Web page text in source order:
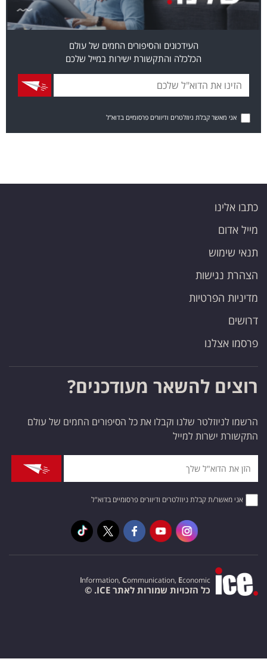
העידכונים והסיפורים החמים של עולם
הכלכלה והתקשורת ישירות במייל שלכם
אני מאשר קבלת ניוזלטרים ודיוורים פרסומיים בדוא"ל
כתבו אלינו
מייל אדום
תנאי שימוש
הצהרת נגישות
מדיניות הפרטיות
דרושים
פרסמו אצלנו
רוצים להשאר מעודכנים?
הרשמו לניוזלטר שלנו וקבלו את כל הסיפורים החמים של עולם
התקשורת ישרות למייל
אני מאשר/ת קבלת ניוזלטרים ודיוורים פרסומיים בדוא"ל
Information, Communication, Economic
כל הזכויות שמורות לאתר ICE. ©